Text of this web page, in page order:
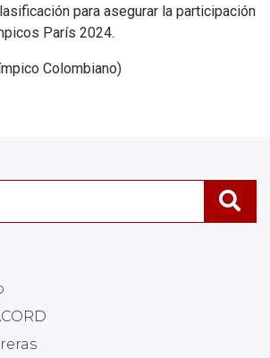
para asegurar la participación
París 2024.
Colombiano)